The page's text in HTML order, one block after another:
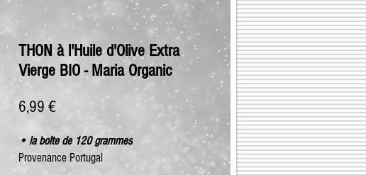
THON à l'Huile d'Olive Extra
Vierge BIO - Maria Organic
6,99 €Prix
• la boîte de 120 grammes
Provenance Portugal